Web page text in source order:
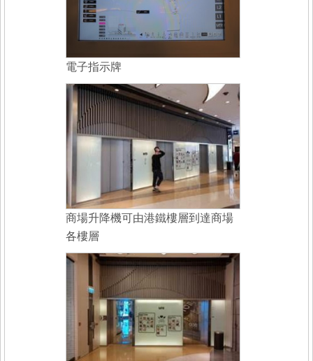
電子指示牌
商場升降機可由港鐵樓層到達商場
各樓層